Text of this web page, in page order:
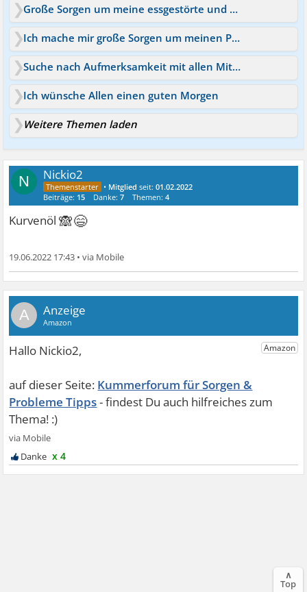
Große Sorgen um meine essgestörte und kranke Freundin
Ich mache mir große Sorgen um meinen Partner
Suche nach Aufmerksamkeit mit allen Mitteln
Ich wünsche Allen einen guten Morgen
Weitere Themen laden
N Nickio2
• Mitglied seit:01.02.2022
Beiträge: 15 Danke:7 Themen:4
Kurvenöl🙈😄
19.06.2022 17:43 •
A
Kummerforum für Sorgen &
Probleme Tipps
x 4
∧
Top